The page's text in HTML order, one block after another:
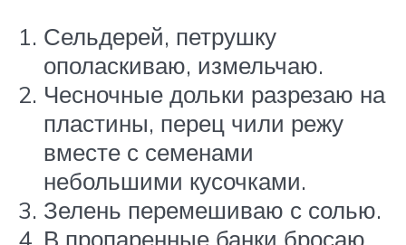
Сельдерей, петрушку
ополаскиваю, измельчаю.
Чесночные дольки разрезаю на
пластины, перец чили режу
вместе с семенами
небольшими кусочками.
Зелень перемешиваю с солью.
В пропаренные банки бросаю